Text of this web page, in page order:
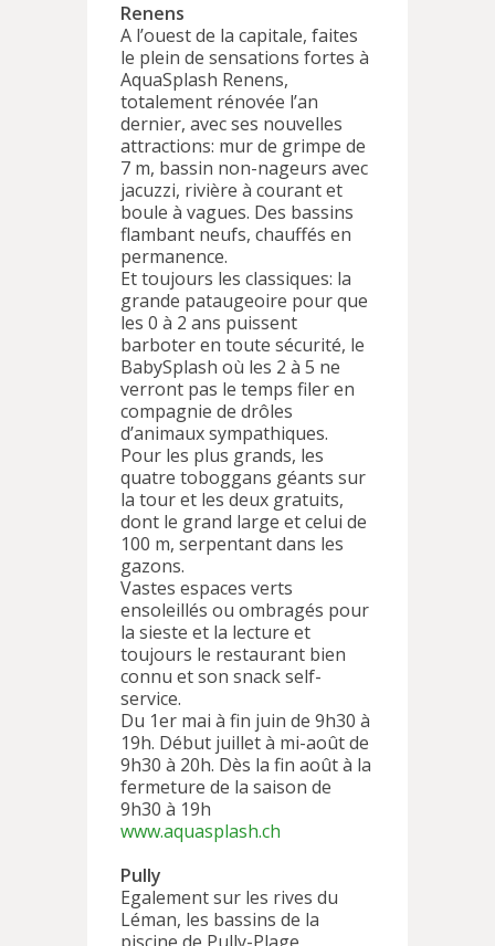
Renens
A l’ouest de la capitale, faites
le plein de sensations fortes à
AquaSplash Renens,
totalement rénovée l’an
dernier, avec ses nouvelles
attractions: mur de grimpe de
7 m, bassin non-nageurs avec
jacuzzi, rivière à courant et
boule à vagues. Des bassins
flambant neufs, chauffés en
permanence.
Et toujours les classiques: la
grande pataugeoire pour que
les 0 à 2 ans puissent
barboter en toute sécurité, le
BabySplash où les 2 à 5 ne
verront pas le temps filer en
compagnie de drôles
d’animaux sympathiques.
Pour les plus grands, les
quatre toboggans géants sur
la tour et les deux gratuits,
dont le grand large et celui de
100 m, serpentant dans les
gazons.
Vastes espaces verts
ensoleillés ou ombragés pour
la sieste et la lecture et
toujours le restaurant bien
connu et son snack self-
service.
Du 1er mai à fin juin de 9h30 à
19h. Début juillet à mi-août de
9h30 à 20h. Dès la fin août à la
fermeture de la saison de
9h30 à 19h
www.aquasplash.ch
Pully
Egalement sur les rives du
Léman, les bassins de la